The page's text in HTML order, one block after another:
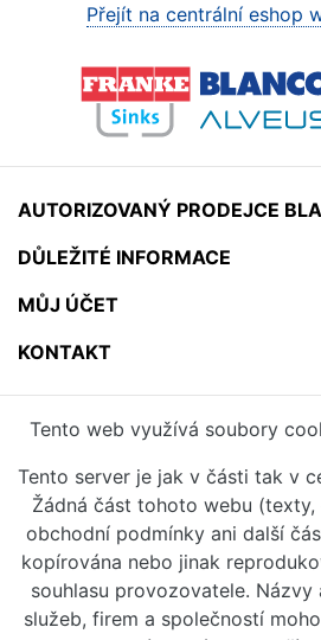
Přejít na centrální eshop
AUTORIZOVANÝ PRODEJCE
DŮLEŽITÉ INFORMACE
MŮJ ÚČET
KONTAKT
Tento web využívá soubory
Tento server je jak v části tak v
Žádná část tohoto webu (texty,
obchodní podmínky ani další
kopírována nebo jinak
souhlasu provozovatele. Názvy
služeb, firem a společností